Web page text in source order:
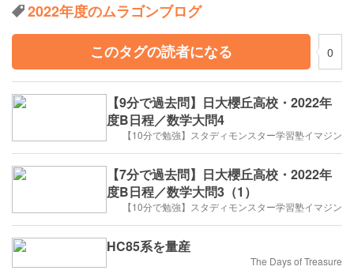
2022年度のムラゴンブログ
このタグの読者になる
0
【9分で過去問】日大櫻丘高校・2022年
度B日程／数学大問4
【10分で勉強】スタディモンスター学習塾イマジン
【7分で過去問】日大櫻丘高校・2022年
度B日程／数学大問3（1）
【10分で勉強】スタディモンスター学習塾イマジン
HC85系を量産
The Days of Treasure